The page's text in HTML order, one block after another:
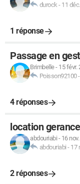
durock - 11
1 réponse
Passage en
Brimbelle- 15 févr.
Poisson92100-
4 réponses
location gerance
abdouriabi - 16
abdouriabi - 17
2 réponses